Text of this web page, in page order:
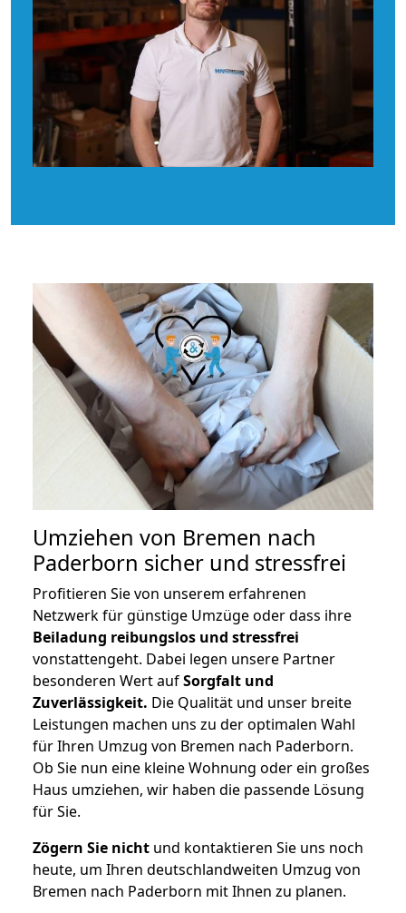
Umziehen von Bremen nach
Paderborn sicher und stressfrei
Profitieren Sie von unserem erfahrenen
Netzwerk für günstige Umzüge oder dass ihre
Beiladung reibungslos und stressfrei
vonstattengeht. Dabei legen unsere Partner
besonderen Wert aufSorgfalt und
Zuverlässigkeit. Die Qualität und unser breite
Leistungen machen uns zu der optimalen Wahl
für Ihren Umzug von Bremen nach Paderborn.
Ob Sie nun eine kleine Wohnung oder ein großes
Haus umziehen, wir haben die passende Lösung
für Sie.
Zögern Sie nicht und kontaktieren Sie uns noch
heute, um Ihren deutschlandweiten Umzug von
Bremen nach Paderborn mit Ihnen zu planen.